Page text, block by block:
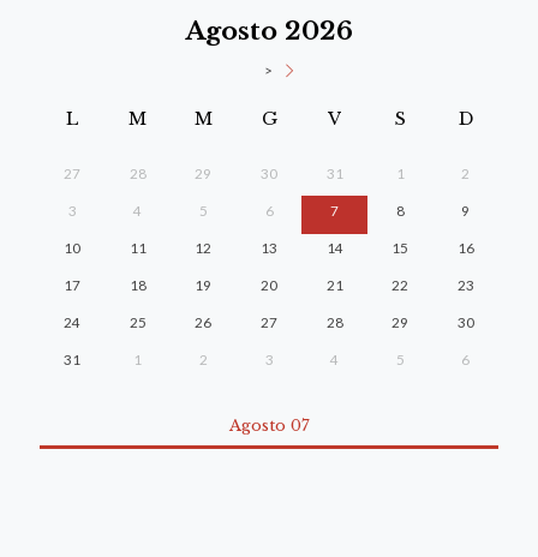
Agosto 2026
>
L M M G V S D
27 28 29 30 31 1 2
3 4 5 6 7 8 9
10 11 12 13 14 15 16
17 18 19 20 21 22 23
24 25 26 27 28 29 30
31 1 2 3 4 5 6
Agosto 07